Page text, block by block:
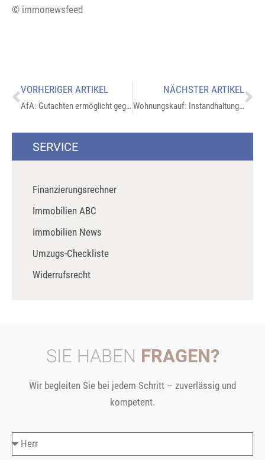
© immonewsfeed
VORHERIGER ARTIKEL
AfA: Gutachten ermöglicht gegebenenfalls Steuerminderung
NÄCHSTER ARTIKEL
Wohnungskauf: Instandhaltungskosten realistisch kalkulieren
SERVICE
Finanzierungsrechner
Immobilien ABC
Immobilien News
Umzugs-Checkliste
Widerrufsrecht
SIE HABEN FRAGEN?
Wir begleiten Sie bei jedem Schritt – zuverlässig und
kompetent.